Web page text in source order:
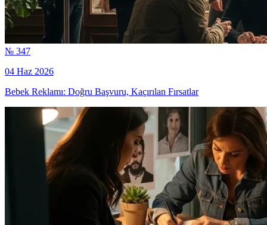
№ 347
04 Haz 2026
Bebek Reklamı: Doğru Başvuru, Kaçırılan Fırsatlar